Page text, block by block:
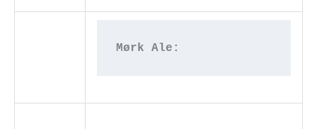
Mørk Ale: